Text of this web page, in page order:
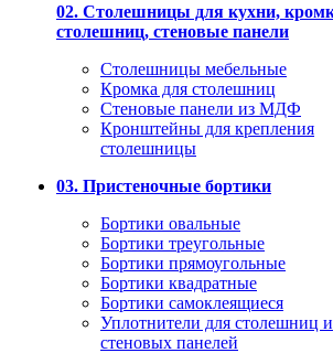
02. Столешницы для кухни,
столешниц, стеновые панели
Столешницы мебельные
Кромка для столешниц
Стеновые панели из МДФ
Кронштейны для крепления
столешницы
03. Пристеночные бортики
Бортики овальные
Бортики треугольные
Бортики прямоугольные
Бортики квадратные
Бортики самоклеящиеся
Уплотнители для столешниц и
стеновых панелей